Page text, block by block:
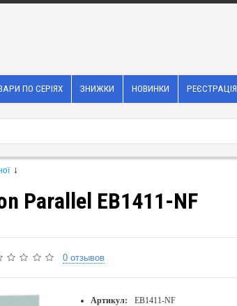
ПО СЕРІЯХ ЗНИЖКИ НОВИНКИ РЕЄСТРАЦІЯ
↓
Parallel EB1411-NF
0 отзывов
Артикул:
EB1411-NF